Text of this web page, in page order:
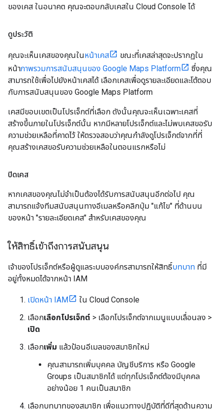
ของเคส ในอนาคต คุณจะตอบกลับเคสใน Cloud Console ได้
ดูประวัติ
คุณจะเห็นเคสของคุณในหน้าเคส
ขณะที่เคสล่าสุดจะปรากฏใน
หน้าภาพรวมการสนับสนุนของ Google Maps Platform
ซึ่งคุณ
สามารถใช้เพื่อไปยังหน้าเคสได้ เลือกเคสเพื่อดูรายละเอียดและโต้ตอบ
กับการสนับสนุนของ Google Maps Platform
เคสมีขอบเขตเป็นโปรเจ็กต์ที่เลือก ดังนั้นคุณจะเห็นเฉพาะเคสที่
สร้างขึ้นภายในโปรเจ็กต์นั้น หากมีหลายโปรเจ็กต์และไม่พบเคสขอรับ
ความช่วยเหลือที่คาดไว้ ให้ตรวจสอบว่าคุณกำลังดูโปรเจ็กต์จากที่ที่
คุณสร้างเคสขอรับความช่วยเหลือในตอนแรกหรือไม่
ปิดเคส
หากเคสของคุณไม่จำเป็นต้องได้รับการสนับสนุนอีกต่อไป คุณ
สามารถแจ้งทีมสนับสนุนทางอีเมลหรือคลิกปุ่ม "แก้ไข" ที่ด้านบน
ของหน้า "รายละเอียดเคส" สำหรับเคสของคุณ
ให้สิทธิ์เข้าถึงการสนับสนุน
เจ้าของโปรเจ็กต์หรือผู้ดูแลระบบองค์กรสามารถให้สิทธิ์บทบาท ที่มี
อยู่ทั้งหมดได้จากหน้า IAM
เปิดหน้า IAM
ใน Cloud Console
เลือกเลือกโปรเจ็กต์ > เลือกโปรเจ็กต์จากเมนูแบบเลื่อนลง >
เปิด
เลือกเพิ่ม แล้วป้อนอีเมลของสมาชิกใหม่
คุณสามารถเพิ่มบุคคล บัญชีบริการ หรือ Google
Groups เป็นสมาชิกได้ แต่ทุกโปรเจ็กต์ต้องมีบุคคล
อย่างน้อย 1 คนเป็นสมาชิก
เลือกบทบาทของสมาชิก เพื่อแนวทางปฏิบัติที่ดีที่สุดด้านความ